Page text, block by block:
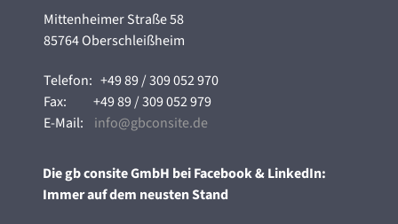
Mittenheimer Straße 58
85764 Oberschleißheim
Telefon:+49 89 / 309 052 970
Fax:+49 89 / 309 052 979
E-Mail: info@gbconsite.de
Die gb consite GmbH bei Facebook & LinkedIn:
Immer auf dem neusten Stand